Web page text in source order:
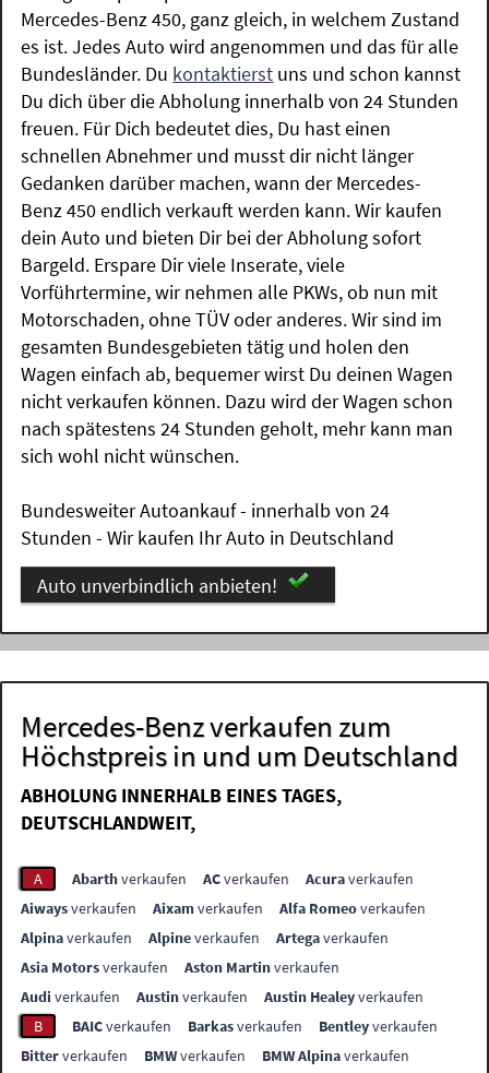
Mercedes-Benz 450, ganz gleich, in welchem Zustand
es ist. Jedes Auto wird angenommen und das für alle
Bundesländer. Du kontaktierst uns und schon kannst
Du dich über die Abholung innerhalb von 24 Stunden
freuen. Für Dich bedeutet dies, Du hast einen
schnellen Abnehmer und musst dir nicht länger
Gedanken darüber machen, wann der Mercedes-
Benz 450 endlich verkauft werden kann. Wir kaufen
dein Auto und bieten Dir bei der Abholung sofort
Bargeld. Erspare Dir viele Inserate, viele
Vorführtermine, wir nehmen alle PKWs, ob nun mit
Motorschaden, ohne TÜV oder anderes. Wir sind im
gesamten Bundesgebieten tätig und holen den
Wagen einfach ab, bequemer wirst Du deinen Wagen
nicht verkaufen können. Dazu wird der Wagen schon
nach spätestens 24 Stunden geholt, mehr kann man
sich wohl nicht wünschen.
Bundesweiter Autoankauf - innerhalb von 24
Stunden - Wir kaufen Ihr Auto in Deutschland
Auto unverbindlich anbieten!
Mercedes-Benz verkaufen zum
Höchstpreis in und um Deutschland
ABHOLUNG INNERHALB EINES TAGES,
DEUTSCHLANDWEIT,
A Abarthverkaufen ACverkaufen Acuraverkaufen
Aiwaysverkaufen Aixamverkaufen Alfa Romeoverkaufen
Alpinaverkaufen Alpineverkaufen Artegaverkaufen
Asia Motorsverkaufen Aston Martinverkaufen
Audi verkaufen Austinverkaufen Austin Healeyverkaufen
B
BAICverkaufen Barkasverkaufen Bentleyverkaufen
Bitterverkaufen BMWverkaufen BMW Alpinaverkaufen